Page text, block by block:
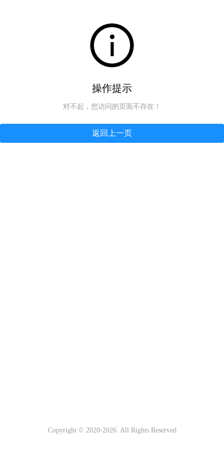
操作提示
对不起，您访问的页面不存在！
返回上一页
Copyright © 2020-2026. All Rights Reserved